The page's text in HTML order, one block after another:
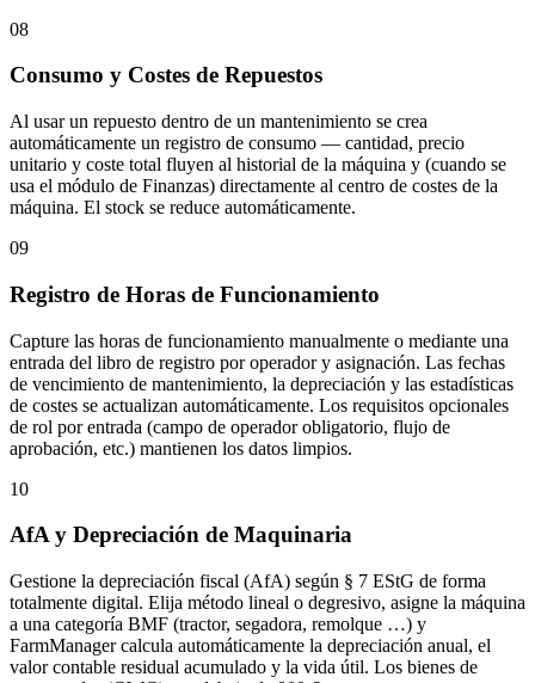
08
Consumo y Costes de Repuestos
Al usar un repuesto dentro de un mantenimiento se crea
automáticamente un registro de consumo — cantidad, precio
unitario y coste total fluyen al historial de la máquina y (cuando se
usa el módulo de Finanzas) directamente al centro de costes de la
máquina. El stock se reduce automáticamente.
09
Registro de Horas de Funcionamiento
Capture las horas de funcionamiento manualmente o mediante una
entrada del libro de registro por operador y asignación. Las fechas
de vencimiento de mantenimiento, la depreciación y las estadísticas
de costes se actualizan automáticamente. Los requisitos opcionales
de rol por entrada (campo de operador obligatorio, flujo de
aprobación, etc.) mantienen los datos limpios.
10
AfA y Depreciación de Maquinaria
Gestione la depreciación fiscal (AfA) según § 7 EStG de forma
totalmente digital. Elija método lineal o degresivo, asigne la máquina
a una categoría BMF (tractor, segadora, remolque …) y
FarmManager calcula automáticamente la depreciación anual, el
valor contable residual acumulado y la vida útil. Los bienes de